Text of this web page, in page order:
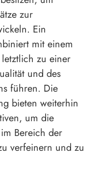
zur
Ein
mit einem
zu einer
und des
führen. Die
bieten weiterhin
um die
Bereich der
verfeinern und zu